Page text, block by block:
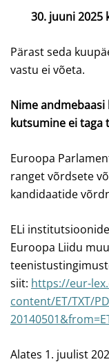
30. juuni 2025
Pärast seda
vastu ei võeta.
Nime andmebaasi
kutsumine ei taga
Euroopa
ranget võrdsete
kandidaatide
ELi
Euroopa Liidu
siit: https://eur-
content/ET/TXT/
Alates 1. juulist